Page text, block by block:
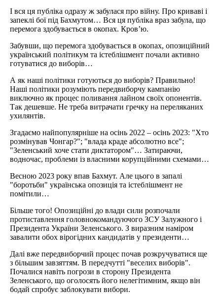
І вся ця публіка одразу ж забулася про війну. Про криваві і
запеклі бої під Бахмутом… Вся ця публіка враз забула, що
перемога здобувається в окопах. Кров’ю.
Забувши, що перемога здобувається в окопах, опозиційний
український політикум та істеблішмент почали активно
готуватися до виборів…
А як наші політики готуються до виборів? Правильно!
Наші політики розуміють передвиборчу кампанію
виключно як процес поливання лайном своїх опонентів.
Так дешевше. Не треба витрачати гречку на переляканих
ухилянтів.
Згадаємо найпопулярніше на осінь 2022 – осінь 2023: "Хто
розмінував Чонгар?"; "влада краде абсолютно все";
"Зеленський хоче стати диктатором"… Затираючи,
водночас, проблеми із власними корупційними схемами…
Весною 2023 року впав Бахмут. Але цього в запалі
"боротьби" українська опозиція та істеблішмент не
помітили…
Більше того! Опозиційні до влади сили розпочали
протиставлення головнокомандуючого ЗСУ Залужного і
Президента України Зеленського. З виразним наміром
завалити обох вірогідних кандидатів у президенти…
Далі вже передвиборчий процес почав розкручуватися ще
з більшим завзяттям. В передчутті "веселих виборів".
Почалися навіть погрози в сторону Президента
Зеленського, що оголосять його нелегітимним, якщо він
бодай спробує заблокувати вибори.